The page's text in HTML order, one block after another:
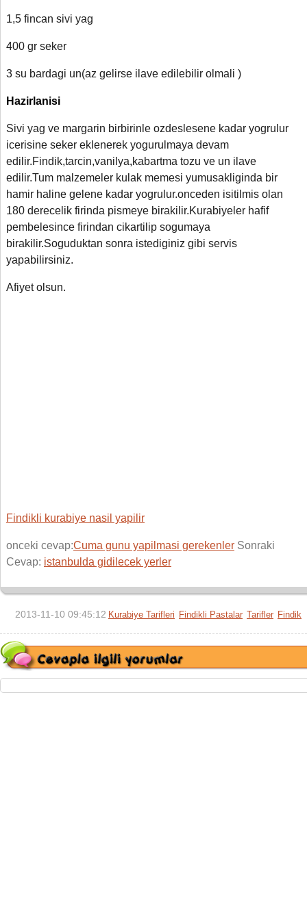
1,5 fincan sivi yag
400 gr seker
3 su bardagi un(az gelirse ilave edilebilir olmali )
Hazirlanisi
Sivi yag ve margarin birbirinle ozdeslesene kadar yogrulur
icerisine seker eklenerek yogurulmaya devam
edilir.Findik,tarcin,vanilya,kabartma tozu ve un ilave
edilir.Tum malzemeler kulak memesi yumusakliginda bir
hamir haline gelene kadar yogrulur.onceden isitilmis olan
180 derecelik firinda pismeye birakilir.Kurabiyeler hafif
pembelesince firindan cikartilip sogumaya
birakilir.Soguduktan sonra istediginiz gibi servis
yapabilirsiniz.
Afiyet olsun.
Findikli kurabiye nasil yapilir
onceki cevap:Cuma gunu yapilmasi gerekenler Sonraki
Cevap: istanbulda gidilecek yerler
2013-11-10 09:45:12 Kurabiye Tarifleri Findikli Pastalar Tarifler Findik